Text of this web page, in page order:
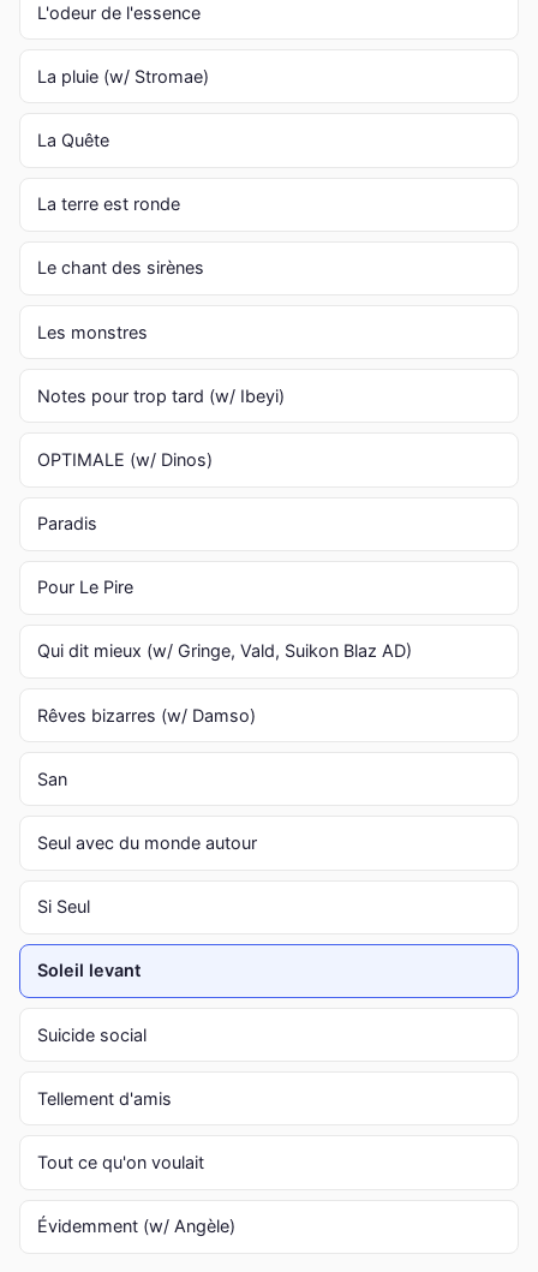
L'odeur de l'essence
La pluie (w/ Stromae)
La Quête
La terre est ronde
Le chant des sirènes
Les monstres
Notes pour trop tard (w/ Ibeyi)
OPTIMALE (w/ Dinos)
Paradis
Pour Le Pire
Qui dit mieux (w/ Gringe, Vald, Suikon Blaz AD)
Rêves bizarres (w/ Damso)
San
Seul avec du monde autour
Si Seul
Soleil levant
Suicide social
Tellement d'amis
Tout ce qu'on voulait
Évidemment (w/ Angèle)